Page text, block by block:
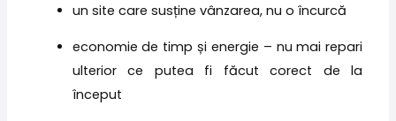
un site care susține vânzarea, nu o încurcă
economie de timp și energie – nu mai repari
ulterior ce putea fi făcut corect de la
început